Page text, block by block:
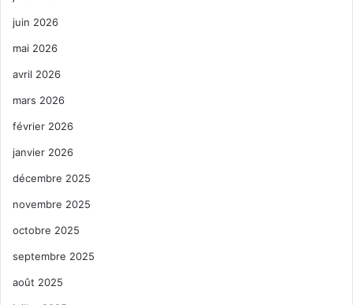
juin 2026
mai 2026
avril 2026
mars 2026
février 2026
janvier 2026
décembre 2025
novembre 2025
octobre 2025
septembre 2025
août 2025